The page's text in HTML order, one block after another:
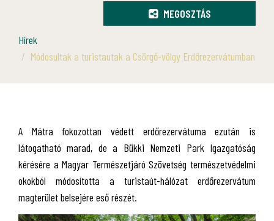
MEGOSZTÁS
Hírek
Módosultak a turistautak a Csörgő-völgy Erdőrezervátumban
A Mátra fokozottan védett erdőrezervátuma ezután is
látogatható marad, de a Bükki Nemzeti Park Igazgatóság
kérésére a Magyar Természetjáró Szövetség természetvédelmi
okokból módosította a turistaút-hálózat erdőrezervátum
magterület belsejére eső részét.